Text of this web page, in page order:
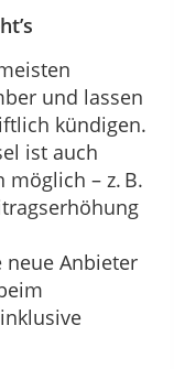
und lassen
kündigen.
ist auch
– z. B.
neue Anbieter